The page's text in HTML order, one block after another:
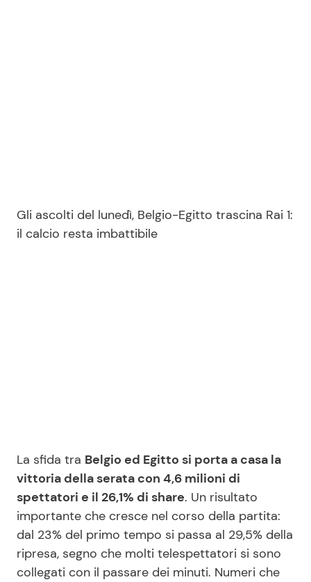
Redazione
Contattaci
Gli ascolti del lunedì, Belgio-Egitto trascina Rai 1:
il calcio resta imbattibile
La sfida tra Belgio ed Egitto si porta a casa la
vittoria della serata con 4,6 milioni di
spettatori e il 26,1% di share. Un risultato
importante che cresce nel corso della partita:
dal 23% del primo tempo si passa al 29,5% della
ripresa, segno che molti telespettatori si sono
collegati con il passare dei minuti. Numeri che